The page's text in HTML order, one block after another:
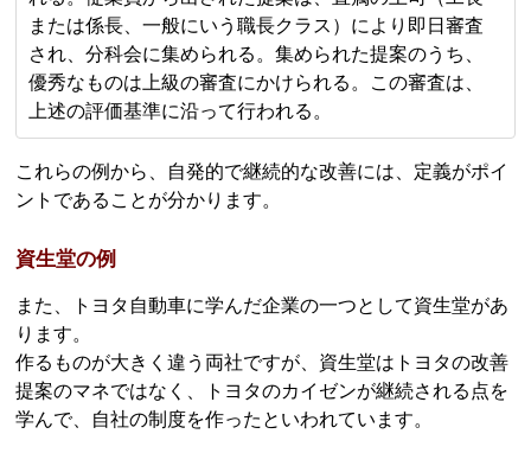
または係長、一般にいう職長クラス）により即日審査
され、分科会に集められる。集められた提案のうち、
優秀なものは上級の審査にかけられる。この審査は、
上述の評価基準に沿って行われる。
これらの例から、自発的で継続的な改善には、定義がポイ
ントであることが分かります。
資生堂の例
また、トヨタ自動車に学んだ企業の一つとして資生堂があ
ります。
作るものが大きく違う両社ですが、資生堂はトヨタの改善
提案のマネではなく、トヨタのカイゼンが継続される点を
学んで、自社の制度を作ったといわれています。